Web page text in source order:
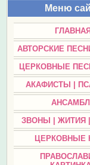
Меню
ГЛАВНАЯ
АВТОРСКИЕ
ЦЕРКОВНЫЕ
АКАФИСТЫ |
ЗВОНЫ | ЖИТИЯ
ЦЕРКОВНЫЕ